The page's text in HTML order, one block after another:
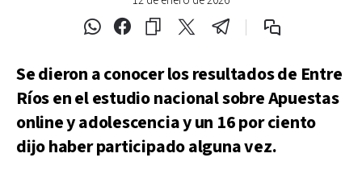
Se dieron a conocer los resultados de Entre
Ríos en el estudio nacional sobre Apuestas
online y adolescencia y un 16 por ciento
dijo haber participado alguna vez.